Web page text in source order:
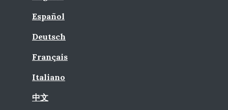
Español
Deutsch
Français
Italiano
中文